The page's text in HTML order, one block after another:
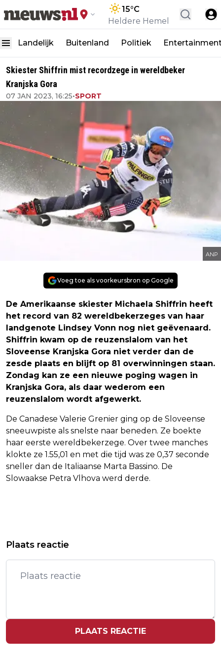
15°C
Heldere Hemel
Landelijk Buitenland Politiek
Skiester Shiffrin mist recordzege in wereldbeker
Kranjska Gora
07 JAN 2023, 16:25•SPORT
ANP
Voeg toe als voorkeursbron op Google
De Amerikaanse skiester Michaela Shiffrin heeft
het record van 82 wereldbekerzeges van haar
landgenote Lindsey Vonn nog niet geëvenaard.
Shiffrin kwam op de reuzenslalom van het
Sloveense Kranjska Gora niet verder dan de
zesde plaats en blijft op 81 overwinningen staan.
Zondag kan ze een nieuwe poging wagen in
Kranjska Gora, als daar wederom een
reuzenslalom wordt afgewerkt.
De Canadese Valerie Grenier ging op de Sloveense
sneeuwpiste als snelste naar beneden. Ze boekte
haar eerste wereldbekerzege. Over twee manches
klokte ze 1.55,01 en met die tijd was ze 0,37 seconde
sneller dan de Italiaanse Marta Bassino. De
Slowaakse Petra Vlhova werd derde.
IRAANSE AMBASSADEUR WEGENS
SCHAATSER ROEST MOET OP EK ZEGE
OP 5000 METER AAN EITREM LATEN
Plaats reactie
PLAATS REACTIE